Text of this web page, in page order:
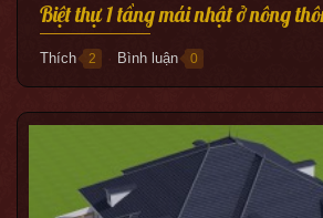
Biệt thự 1 tầng mái nhật ở nông
Thích 2 ● Bình luận 0